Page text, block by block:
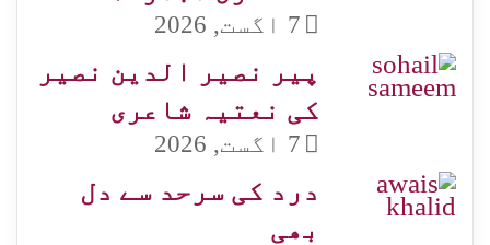
7 اگست, 2026
پیر نصیر الدین نصیر
کی نعتیہ شاعری
7 اگست, 2026
درد کی سرحد سے دل
بھی